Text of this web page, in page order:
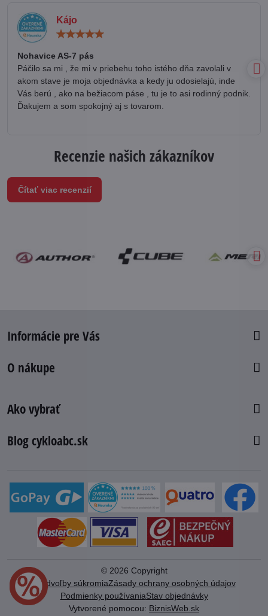
Kájo
Nohavice AS-7 pás
Páčilo sa mi , že mi v priebehu toho istého dňa zavolali v
akom stave je moja objednávka a kedy ju odosielajú, inde
Vás berú , ako na bežiacom páse , tu je to asi rodinný podnik.
Ďakujem a som spokojný aj s tovarom.
Recenzie našich zákazníkov
Čítať viac recenzií
Informácie pre Vás
O nákupe
Ako vybrať
Blog cykloabc.sk
© 2026 Copyright
Predvoľby súkromiaZásady ochrany osobných údajov
Podmienky používaniaStav objednávky
Vytvorené pomocou: BiznisWeb.sk